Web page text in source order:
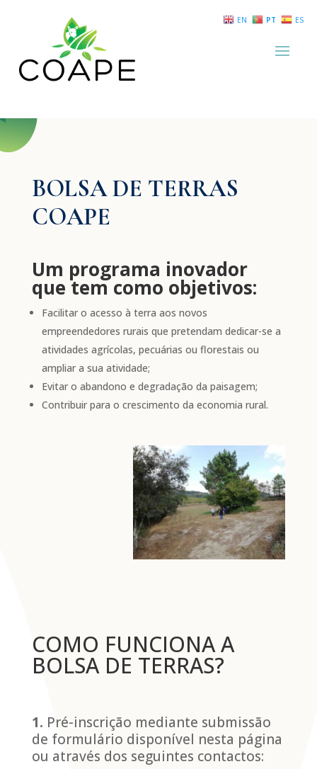
BOLSA DE TERRAS
COAPE
Um programa inovador
que tem como objetivos:
Facilitar o acesso à terra aos novos
empreendedores rurais que pretendam dedicar-se a
atividades agrícolas, pecuárias ou florestais ou
ampliar a sua atividade;
Evitar o abandono e degradação da paisagem;
Contribuir para o crescimento da economia rural.
COMO FUNCIONA A
BOLSA DE TERRAS?
1. Pré-inscrição mediante submissão
de formulário disponível nesta página
ou através dos seguintes contactos:
EN PT ES